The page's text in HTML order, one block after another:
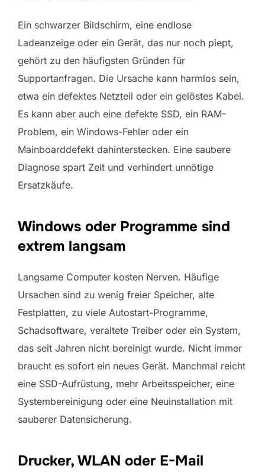
Ein schwarzer Bildschirm, eine endlose
Ladeanzeige oder ein Gerät, das nur noch piept,
gehört zu den häufigsten Gründen für
Supportanfragen. Die Ursache kann harmlos sein,
etwa ein defektes Netzteil oder ein gelöstes Kabel.
Es kann aber auch eine defekte SSD, ein RAM-
Problem, ein Windows-Fehler oder ein
Mainboarddefekt dahinterstecken. Eine saubere
Diagnose spart Zeit und verhindert unnötige
Ersatzkäufe.
Windows oder Programme sind
extrem langsam
Langsame Computer kosten Nerven. Häufige
Ursachen sind zu wenig freier Speicher, alte
Festplatten, zu viele Autostart-Programme,
Schadsoftware, veraltete Treiber oder ein System,
das seit Jahren nicht bereinigt wurde. Nicht immer
braucht es sofort ein neues Gerät. Manchmal reicht
eine SSD-Aufrüstung, mehr Arbeitsspeicher, eine
Systembereinigung oder eine Neuinstallation mit
sauberer Datensicherung.
Drucker, WLAN oder E-Mail